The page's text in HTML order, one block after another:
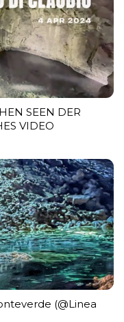
SEEN DER
VIDEO
(@Linea